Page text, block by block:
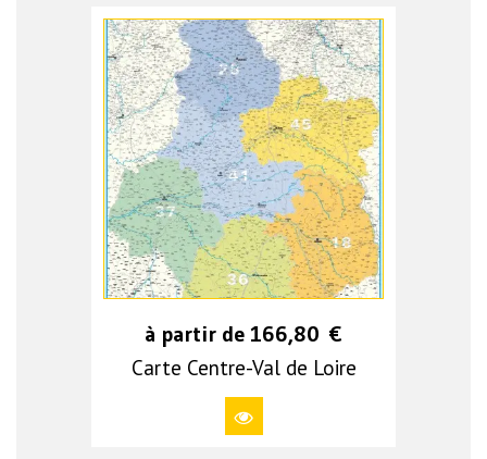
à partir de 166,80 €
Carte Centre-Val de Loire